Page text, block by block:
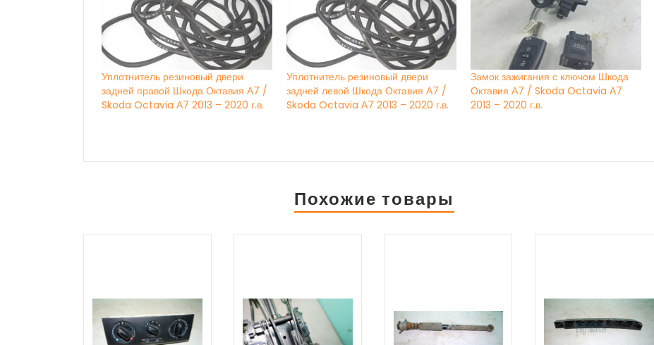
Уплотнитель резиновый двери
задней правой Шкода Октавия А7 /
Skoda Octavia А7 2013 – 2020 г.в.
Уплотнитель резиновый двери
задней левой Шкода Октавия А7 /
Skoda Octavia А7 2013 – 2020 г.в.
Замок зажигания с ключом Шкода
Октавия А7 / Skoda Octavia А7
2013 – 2020 г.в.
Похожие товары